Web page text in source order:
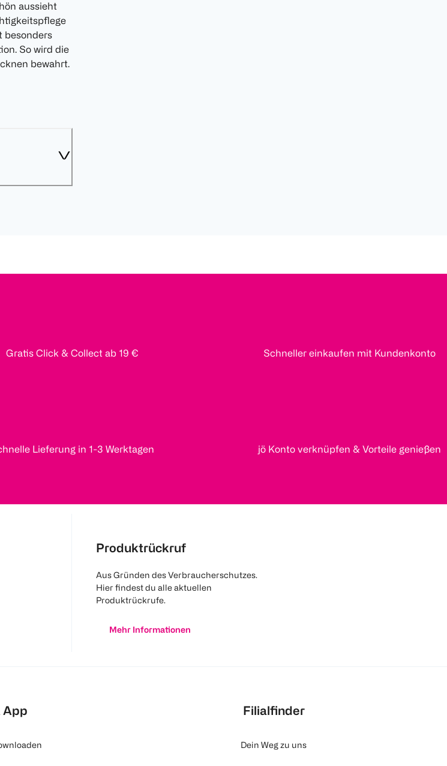
aussieht
besonders
So wird die
bewahrt.
Gratis Click & Collect ab 19 € Schneller einkaufen mit Kundenkonto
Lieferung in 1-3 Werktagen jö Konto verknüpfen & Vorteile genießen
Produktrückruf
Aus Gründen des Verbraucherschutzes.
Hier findest du alle aktuellen
Produktrückrufe.
Mehr Informationen
App Filialfinder
Dein Weg zu uns